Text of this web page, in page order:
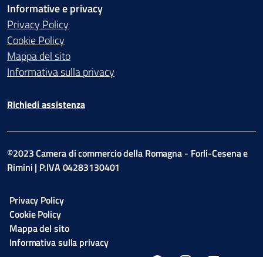
Informative e privacy
Privacy Policy
Cookie Policy
Mappa del sito
Informativa sulla privacy
Richiedi assistenza
©2023 Camera di commercio della Romagna - Forli-Cesena e
Rimini | P.IVA 04283130401
Privacy Policy
Cookie Policy
Mappa del sito
Informativa sulla privacy